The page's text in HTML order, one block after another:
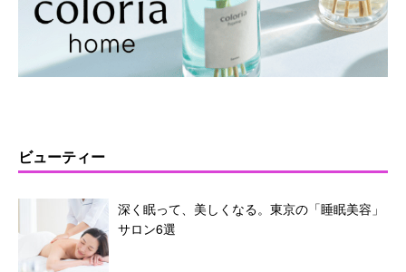
ビューティー
深く眠って、美しくなる。東京の「睡眠美容」
サロン6選